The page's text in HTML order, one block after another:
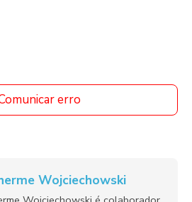
erro
Wojciechowski